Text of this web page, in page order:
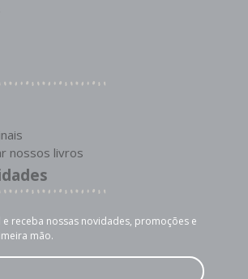
nossos livros
e receba nossas novidades, promoções e
mão.